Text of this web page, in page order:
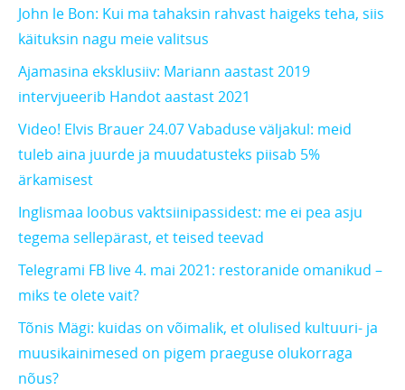
John le Bon: Kui ma tahaksin rahvast haigeks teha, siis
käituksin nagu meie valitsus
Ajamasina eksklusiiv: Mariann aastast 2019
intervjueerib Handot aastast 2021
Video! Elvis Brauer 24.07 Vabaduse väljakul: meid
tuleb aina juurde ja muudatusteks piisab 5%
ärkamisest
Inglismaa loobus vaktsiinipassidest: me ei pea asju
tegema sellepärast, et teised teevad
Telegrami FB live 4. mai 2021: restoranide omanikud –
miks te olete vait?
Tõnis Mägi: kuidas on võimalik, et olulised kultuuri- ja
muusikainimesed on pigem praeguse olukorraga
nõus?